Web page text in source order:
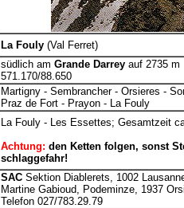
La Fouly (Val Ferret)
südlich am Grande Darrey auf 2735 m
571.170/88.650
Martigny - Sembrancher - Orsieres -
Praz de Fort - Prayon - La Fouly
La Fouly - Les Essettes; Gesamtzeit
Achtung: den Ketten folgen, sonst
schlaggefahr!
SAC Sektion Diablerets, 1002
Martine Gabioud, Podeminze, 1937
Telefon 027/783.29.79